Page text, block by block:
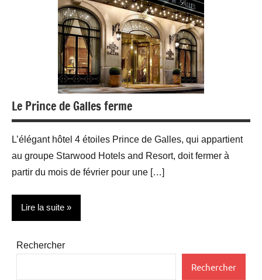
Le Prince de Galles ferme
L’élégant hôtel 4 étoiles Prince de Galles, qui appartient
au groupe Starwood Hotels and Resort, doit fermer à
partir du mois de février pour une […]
Lire la suite
Actualité
Rechercher
Rechercher